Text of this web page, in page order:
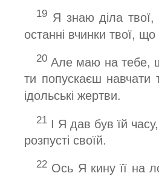
19 Я знаю діла твої,
останні вчинки твої, що
20 Але маю на тебе,
ти попускаєш навчати
ідольські жертви.
21 І Я дав був їй
розпусті своїй.
22 Ось Я кину її на